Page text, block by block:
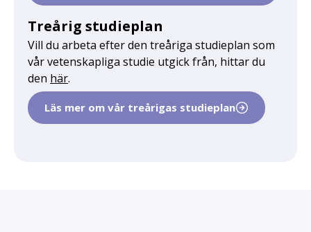
Treårig studieplan
Vill du arbeta efter den treåriga studieplan som
vår vetenskapliga studie utgick från, hittar du
den här.
Läs mer om vår treårigas studieplan